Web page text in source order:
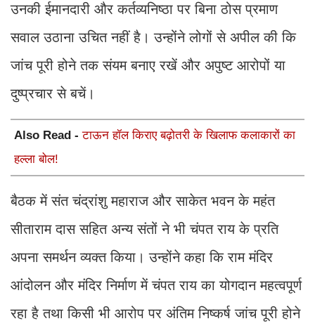
उनकी ईमानदारी और कर्तव्यनिष्ठा पर बिना ठोस प्रमाण
सवाल उठाना उचित नहीं है। उन्होंने लोगों से अपील की कि
जांच पूरी होने तक संयम बनाए रखें और अपुष्ट आरोपों या
दुष्प्रचार से बचें।
Also Read -टाऊन हॉल किराए बढ़ोतरी के खिलाफ कलाकारों का
हल्ला बोल!
बैठक में संत चंद्रांशु महाराज और साकेत भवन के महंत
सीताराम दास सहित अन्य संतों ने भी चंपत राय के प्रति
अपना समर्थन व्यक्त किया। उन्होंने कहा कि राम मंदिर
आंदोलन और मंदिर निर्माण में चंपत राय का योगदान महत्वपूर्ण
रहा है तथा किसी भी आरोप पर अंतिम निष्कर्ष जांच पूरी होने